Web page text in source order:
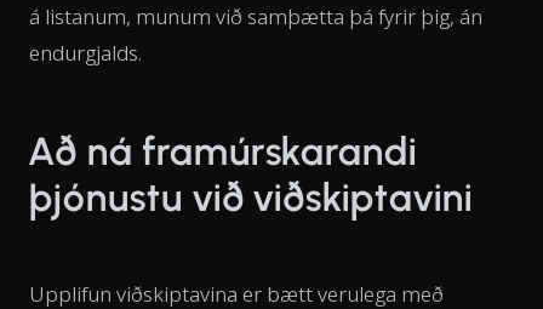
á listanum, munum við samþætta þá fyrir þig, án
endurgjalds.
Að ná framúrskarandi
þjónustu við viðskiptavini
Upplifun viðskiptavina er bætt verulega með